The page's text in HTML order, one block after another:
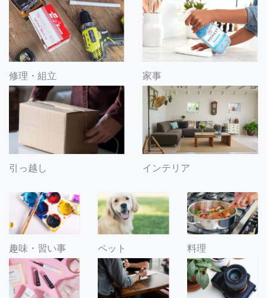
修理・組立 家事
引っ越し インテリア
趣味・習い事 ペット 料理